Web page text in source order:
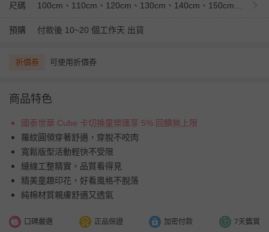
尺碼
預購 付款後 10~20 個工作天 出貨
折價券 可使用折價券
商品特色
國泰世華 Cube 卡切換童樂匯享 5% 回饋無上限
羅紋圓領穿著舒適，穿脫不咬肉
寬鬆版型活動輕快不受限
縫線工整精實，品質看得見
精美童趣印花，好看風格不脫落
純棉材質親膚舒適又透氣
口碑嚴選 正品保證 加密付款 7天鑑賞